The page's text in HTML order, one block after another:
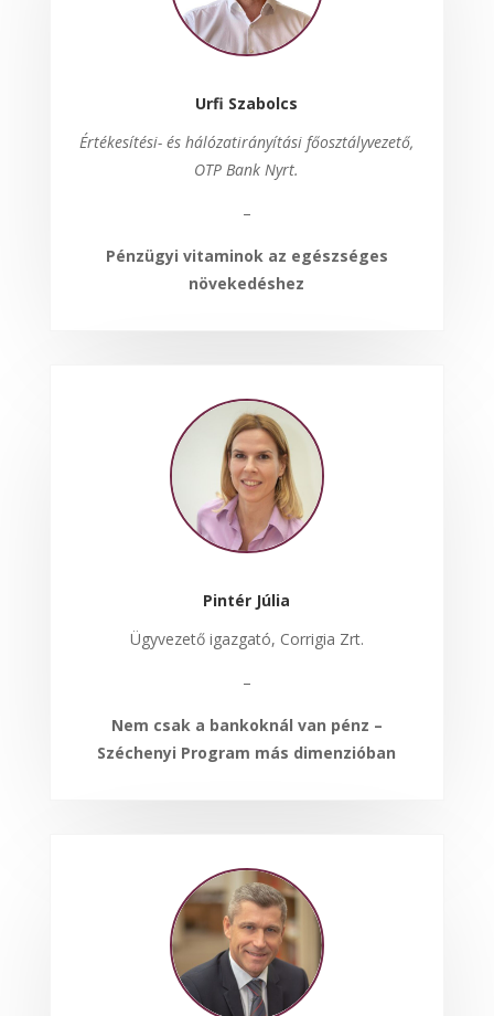
Urfi Szabolcs
Értékesítési- és hálózatirányítási főosztályvezető,
OTP Bank Nyrt.
–
Pénzügyi vitaminok az egészséges
növekedéshez
Pintér Júlia
Ügyvezető igazgató, Corrigia Zrt.
–
Nem csak a bankoknál van pénz –
Széchenyi Program más dimenzióban